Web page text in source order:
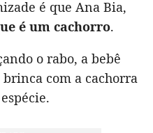
é que Ana Bia,
é um cachorro.
o rabo, a bebê
com a cachorra